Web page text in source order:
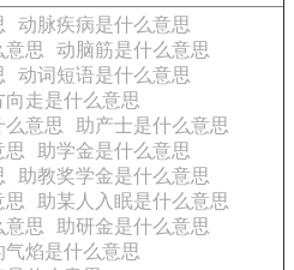
动脉疾病是什么意思
意思
动脑筋是什么意思
动词短语是什么意思
走是什么意思
么意思
助产士是什么意思
思
助学金是什么意思
助教奖学金是什么意思
思
助某人入眠是什么意思
意思
助研金是什么意思
气焰是什么意思